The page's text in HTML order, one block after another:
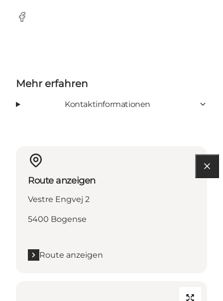
Facebook
Mehr erfahren
Kontaktinformationen
Route anzeigen
Vestre Engvej 2
5400 Bogense
Route anzeigen